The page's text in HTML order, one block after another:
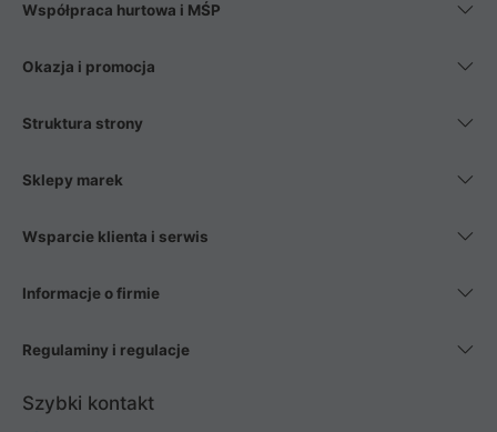
Współpraca hurtowa i MŚP
Okazja i promocja
Struktura strony
Sklepy marek
Wsparcie klienta i serwis
Informacje o firmie
Regulaminy i regulacje
Szybki kontakt